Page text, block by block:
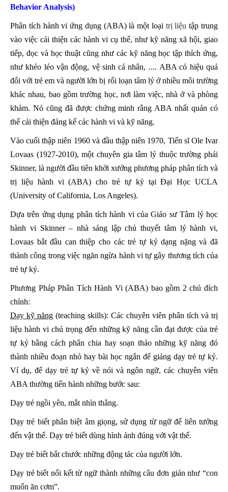
Behavior Analysis)
Phân tích hành vi ứng dụng (ABA) là một loại trị liệu tập trung
vào việc cải thiện các hành vi cụ thể, như kỹ năng xã hội, giao
tiếp, đọc và học thuật cũng như các kỹ năng học tập thích ứng,
như khéo léo vận động, vệ sinh cá nhân, .... ABA có hiệu quả
đối với trẻ em và người lớn bị rối loạn tâm lý ở nhiều môi trường
khác nhau, bao gồm trường học, nơi làm việc, nhà ở và phòng
khám. Nó cũng đã được chứng minh rằng ABA nhất quán có
thể cải thiện đáng kể các hành vi và kỹ năng.
Vào cuối thập niên 1960 và đầu thập niên 1970, Tiến sĩ Ole Ivar
Lovaas (1927-2010), một chuyên gia tâm lý thuộc trường phái
Skinner, là người đầu tiên khởi xướng phương pháp phân tích và
trị liệu hành vi (ABA) cho trẻ tự kỷ tại Đại Học UCLA
(University of California, Los Angeles).
Dựa trên ứng dụng phân tích hành vi của Giáo sư Tâm lý học
hành vi Skinner – nhà sáng lập chủ thuyết tâm lý hành vi,
Lovaas bắt đầu can thiệp cho các trẻ tự kỷ dạng nặng và đã
thành công trong việc ngăn ngừa hành vi tự gây thương tích của
trẻ tự kỷ.
Phương Pháp Phân Tích Hành Vi (ABA) bao gồm 2 chủ đích
chính:
Dạy kỹ năng (teaching skills): Các chuyên viên phân tích và trị
liệu hành vi chú trọng đến những kỹ năng cần đạt được của trẻ
tự kỷ bằng cách phân chia hay soạn thảo những kỹ năng đó
thành nhiều đoạn nhỏ hay bài học ngắn để giảng dạy trẻ tự kỷ.
Ví dụ, để dạy trẻ tự kỷ về nói và ngôn ngữ, các chuyên viên
ABA thường tiến hành những bước sau:
Dạy trẻ ngồi yên, mắt nhìn thẳng.
Dạy trẻ biết phân biệt âm giọng, sử dụng từ ngữ để liên tưởng
đến vật thể. Dạy trẻ biết dùng hình ảnh đúng với vật thể.
Dạy trẻ biết bắt chước những động tác của người lớn.
Dạy trẻ biết nối kết từ ngữ thành những câu đơn giản như “con
muốn ăn cơm”.